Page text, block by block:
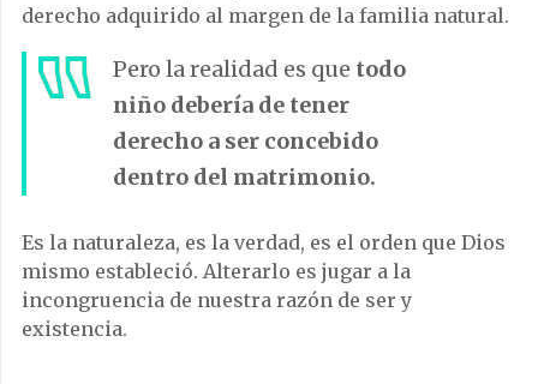
derecho adquirido al margen de la familia natural.
Pero la realidad es que todo
niño debería de tener
derecho a ser concebido
dentro del matrimonio.
Es la naturaleza, es la verdad, es el orden que Dios
mismo estableció. Alterarlo es jugar a la
incongruencia de nuestra razón de ser y
existencia.